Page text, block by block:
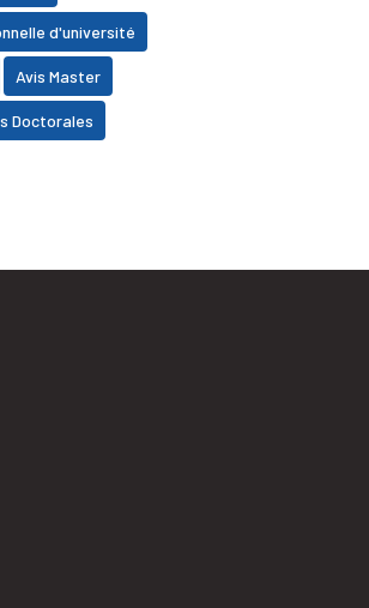
d'université
Avis Master
Doctorales